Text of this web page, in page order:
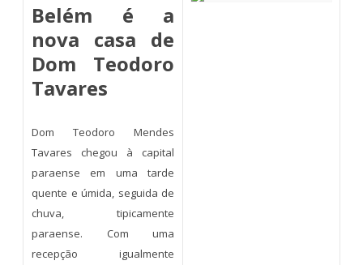
Belém é a
nova casa de
Dom Teodoro
Tavares
Dom Teodoro Mendes
Tavares chegou à capital
paraense em uma tarde
quente e úmida, seguida de
chuva, tipicamente
paraense. Com uma
recepção igualmente